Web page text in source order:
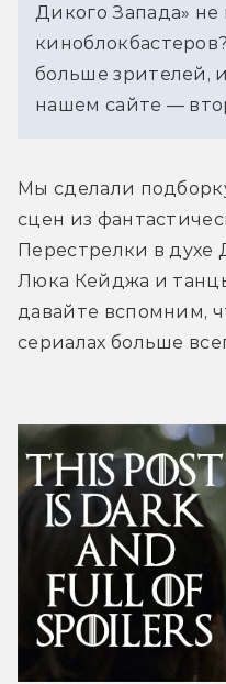
Дикого Запада»
больше зрителей,
нашем сайте —
Мы сделали
сцен из
Перестрелки в духе
Люка Кейджа и
давайте вспомним,
сериалах больше